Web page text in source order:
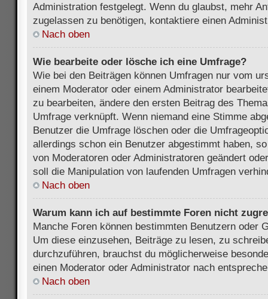
Administration festgelegt. Wenn du glaubst, mehr
zugelassen zu benötigen, kontaktiere einen
Nach oben
Wie bearbeite oder lösche ich eine Umfrage?
Wie bei den Beiträgen können Umfragen nur vom
einem Moderator oder einem Administrator
zu bearbeiten, ändere den ersten Beitrag des
Umfrage verknüpft. Wenn niemand eine Stimme
Benutzer die Umfrage löschen oder die
allerdings schon ein Benutzer abgestimmt haben,
von Moderatoren oder Administratoren geändert
soll die Manipulation von laufenden Umfragen
Nach oben
Warum kann ich auf bestimmte Foren nicht
Manche Foren können bestimmten Benutzern oder
Um diese einzusehen, Beiträge zu lesen, zu
durchzuführen, brauchst du möglicherweise
einen Moderator oder Administrator nach
Nach oben